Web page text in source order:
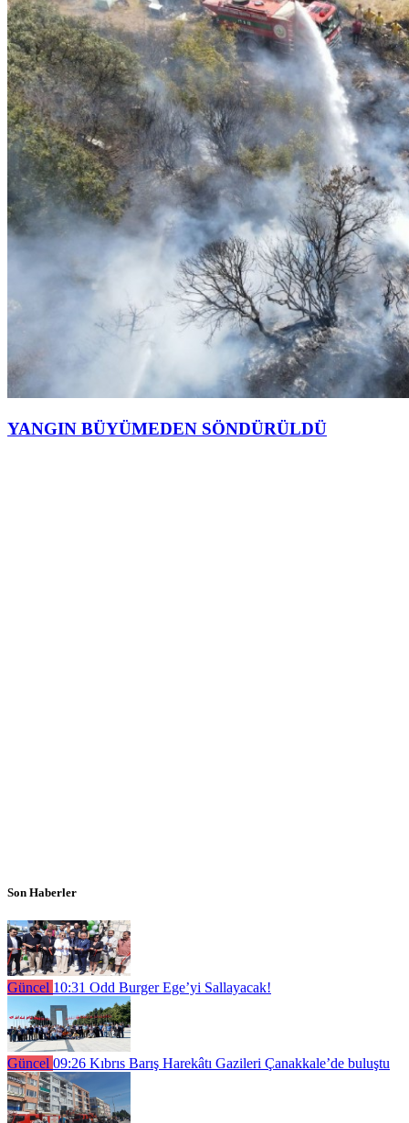
YANGIN BÜYÜMEDEN SÖNDÜRÜLDÜ
Son Haberler
Güncel 10:31 Odd Burger Ege’yi Sallayacak!
Güncel 09:26 Kıbrıs Barış Harekâtı Gazileri Çanakkale’de buluştu